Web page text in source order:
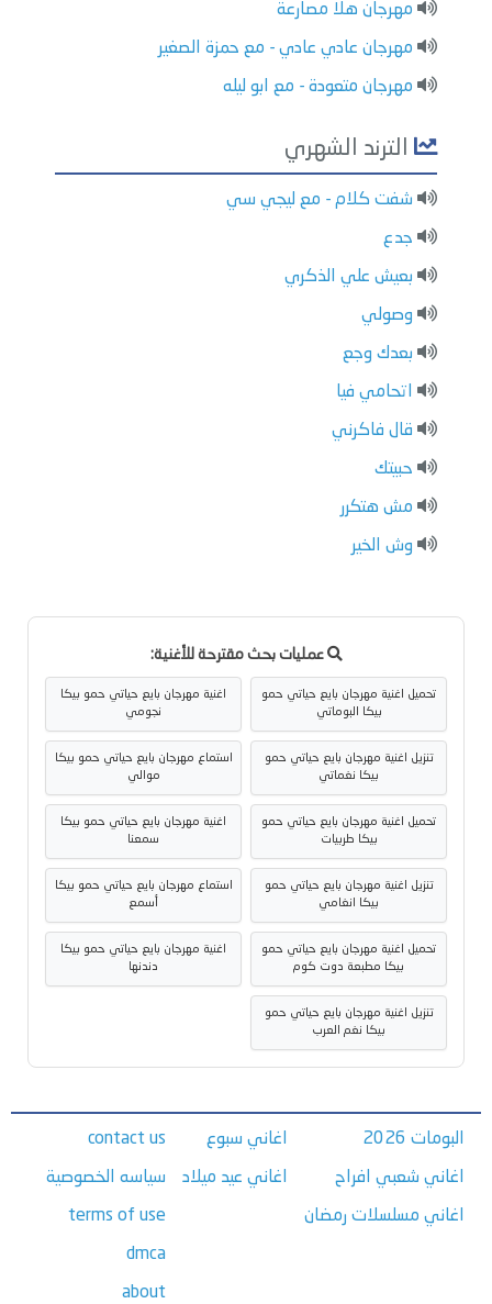
مهرجان هلا مصارعة
مهرجان عادي عادي - مع حمزة الصغير
مهرجان متعودة - مع ابو ليله
الترند الشهري
شفت كلام - مع ليجي سي
جدع
بعيش علي الذكري
وصولي
بعدك وجع
اتحامي فيا
قال فاكرني
حبيتك
مش هتكرر
وش الخير
عمليات بحث مقترحة للأغنية:
تحميل اغنية مهرجان بايع حياتي حمو
بيكا البوماتي
اغنية مهرجان بايع حياتي حمو بيكا
نجومي
تنزيل اغنية مهرجان بايع حياتي حمو
بيكا نغماتي
استماع مهرجان بايع حياتي حمو بيكا
موالي
تحميل اغنية مهرجان بايع حياتي حمو
بيكا طربيات
اغنية مهرجان بايع حياتي حمو بيكا
سمعنا
تنزيل اغنية مهرجان بايع حياتي حمو
بيكا انغامي
استماع مهرجان بايع حياتي حمو بيكا
أسمع
تحميل اغنية مهرجان بايع حياتي حمو
بيكا مطبعة دوت كوم
اغنية مهرجان بايع حياتي حمو بيكا
دندنها
تنزيل اغنية مهرجان بايع حياتي حمو
بيكا نغم العرب
البومات 2026
اغاني شعبي افراح
اغاني مسلسلات رمضان
اغاني سبوع
اغاني عيد ميلاد
contact us
سياسه الخصوصية
terms of use
dmca
about